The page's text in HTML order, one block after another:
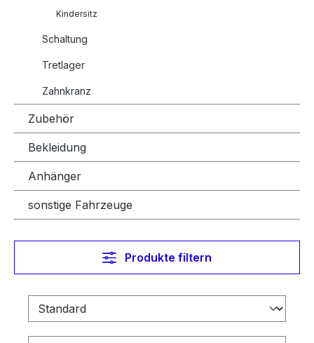
Kindersitz
Schaltung
Tretlager
Zahnkranz
Zubehör
Bekleidung
Anhänger
sonstige Fahrzeuge
Produkte filtern